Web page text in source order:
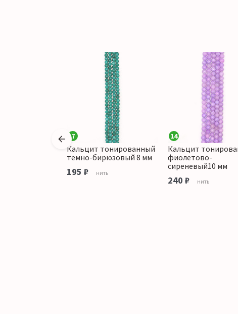
7
Кальцит тонированный
темно-бирюзовый 8 мм
195 ₽ нить
14
Кальцит
фиолетово-
сиреневый10 мм
240 ₽ нить